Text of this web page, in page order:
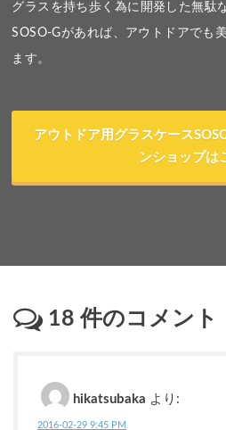
グラスを持ち歩く為に開発した無駄
SOSO-Gがあれば、アウトドアでも
ます。
アウトドア用グラスケース
ンショップは
18 件のコメント
hikatsubaka より:
2016-02-29 9:45 PM